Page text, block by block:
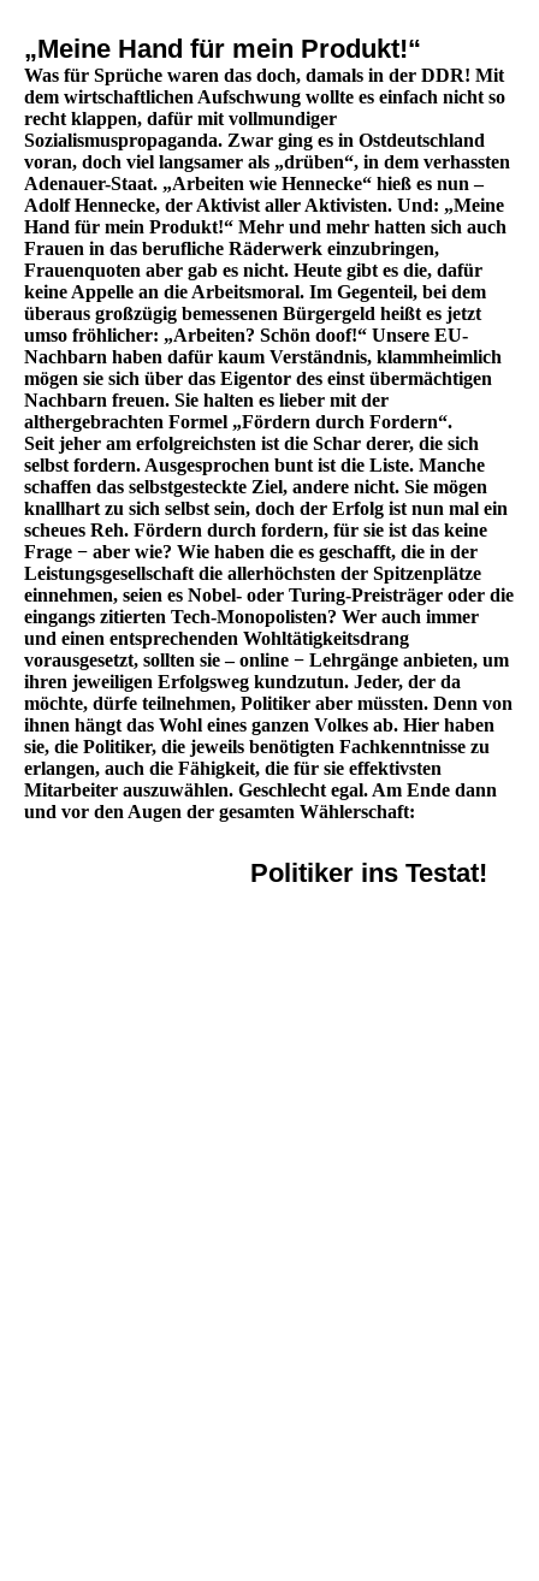
„Meine Hand für mein Produkt!“
Was für Sprüche waren das doch, damals in der DDR! Mit
dem wirtschaftlichen Aufschwung wollte es einfach nicht so
recht klappen, dafür mit vollmundiger
Sozialismuspropaganda. Zwar ging es in Ostdeutschland
voran, doch viel langsamer als „drüben“, in dem verhassten
Adenauer-Staat. „Arbeiten wie Hennecke“ hieß es nun –
Adolf Hennecke, der Aktivist aller Aktivisten. Und: „Meine
Hand für mein Produkt!“ Mehr und mehr hatten sich auch
Frauen in das berufliche Räderwerk einzubringen,
Frauenquoten aber gab es nicht. Heute gibt es die, dafür
keine Appelle an die Arbeitsmoral. Im Gegenteil, bei dem
überaus großzügig bemessenen Bürgergeld heißt es jetzt
umso fröhlicher: „Arbeiten? Schön doof!“ Unsere EU-
Nachbarn haben dafür kaum Verständnis, klammheimlich
mögen sie sich über das Eigentor des einst übermächtigen
Nachbarn freuen. Sie halten es lieber mit der
althergebrachten Formel „Fördern durch Fordern“.
Seit jeher am erfolgreichsten ist die Schar derer, die sich
selbst fordern. Ausgesprochen bunt ist die Liste. Manche
schaffen das selbstgesteckte Ziel, andere nicht. Sie mögen
knallhart zu sich selbst sein, doch der Erfolg ist nun mal ein
scheues Reh. Fördern durch fordern, für sie ist das keine
Frage − aber wie? Wie haben die es geschafft, die in der
Leistungsgesellschaft die allerhöchsten der Spitzenplätze
einnehmen, seien es Nobel- oder Turing-Preisträger oder die
eingangs zitierten Tech-Monopolisten? Wer auch immer
und einen entsprechenden Wohltätigkeitsdrang
vorausgesetzt, sollten sie – online − Lehrgänge anbieten, um
ihren jeweiligen Erfolgsweg kundzutun. Jeder, der da
möchte, dürfe teilnehmen, Politiker aber müssten. Denn von
ihnen hängt das Wohl eines ganzen Volkes ab. Hier haben
sie, die Politiker, die jeweils benötigten Fachkenntnisse zu
erlangen, auch die Fähigkeit, die für sie effektivsten
Mitarbeiter auszuwählen. Geschlecht egal. Am Ende dann
und vor den Augen der gesamten Wählerschaft:
Politiker ins Testat!